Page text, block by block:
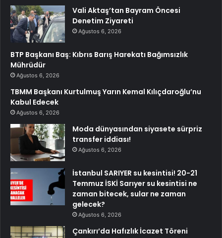
Vali Aktaş’tan Bayram Öncesi
Denetim Ziyareti
Ağustos 6, 2026
BTP Başkanı Baş: Kıbrıs Barış Harekatı Bağımsızlık
Mührüdür
Ağustos 6, 2026
TBMM Başkanı Kurtulmuş Yarın Kemal Kılıçdaroğlu’nu
Kabul Edecek
Ağustos 6, 2026
Moda dünyasından siyasete sürpriz
transfer iddiası!
Ağustos 6, 2026
İstanbul SARIYER su kesintisi! 20-21
Temmuz İSKİ Sarıyer su kesintisi ne
zaman bitecek, sular ne zaman
gelecek?
Ağustos 6, 2026
Çankırı’da Hafızlık İcazet Töreni